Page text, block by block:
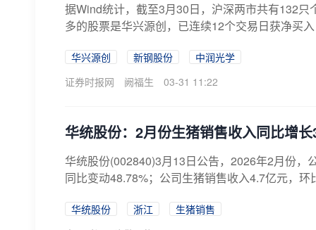
据Wind统计，截至3月30日，沪深两市共有132
多的股票是华兴源创，已连续12个交易日获净买
华兴源创 新钢股份
中润光学
证券时报网
阙福生 03-31 11:22
华统股份：2月份生猪销售收入同比增
华统股份(002840)3月13日公告，2026年2月份，
同比变动48.78%；公司生猪销售收入4.7亿元，环
华统股份 浙江
生猪销售